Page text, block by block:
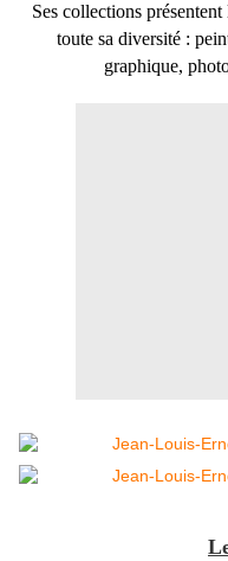
Ses collections
toute sa diversité :
graphique,